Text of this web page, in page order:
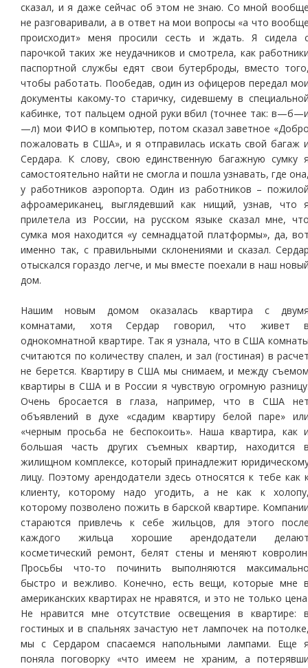
сказал, и я даже сейчас об этом не знаю. Со мной
не разговаривали, а в ответ на мои вопросы «а что
происходит» меня просили сесть и ждать. Я сидела
парочкой таких же неудачников и смотрела, как
паспортной службы едят свои бутерброды, вместо
чтобы работать. Пообедав, один из офицеров передал
документы какому-то старичку, сидевшему в
кабинке, тот пальцем одной руки вбил (точнее так:
—л) мои ФИО в компьютер, потом сказал заветное
пожаловать в США», и я отправилась искать свой багаж
Сердара. К слову, свою единственную багажную сумку
самостоятельно найти не смогла и пошла узнавать, где
у работников аэропорта. Один из работников –
афроамериканец, выглядевший как нищий, узнав, что
прилетела из России, на русском языке сказал мне,
сумка моя находится «у семнадцатой платформы», да,
именно так, с правильными склонениями и сказал.
отыскался гораздо легче, и мы вместе поехали в наш
дом.
Нашим новым домом оказалась квартира с
комнатами, хотя Сердар говорил, что живет
однокомнатной квартире. Так я узнала, что в США
считаются по количеству спален, и зал (гостиная) в
не берется. Квартиру в США мы снимаем, и между
квартиры в США и в России я чувствую огромную
Очень бросается в глаза, например, что в США
объявлений в духе «сдадим квартиру белой паре»
«черным просьба не беспокоить». Наша квартира, как
большая часть других съемных квартир, находится
жилищном комплексе, который принадлежит
лицу. Поэтому арендодатели здесь относятся к тебе как
клиенту, которому надо угодить, а не как к
которому позволено пожить в барской квартире.
стараются привлечь к себе жильцов, для этого
каждого жильца хорошие арендодатели
косметический ремонт, белят стены и меняют
Просьбы что-то починить выполняются
быстро и вежливо. Конечно, есть вещи, которые мне
американских квартирах не нравятся, и это не только
Не нравится мне отсутствие освещения в квартире:
гостиных и в спальнях зачастую нет лампочек на
мы с Сердаром спасаемся напольными лампами. Еще
поняла поговорку «что имеем не храним, а